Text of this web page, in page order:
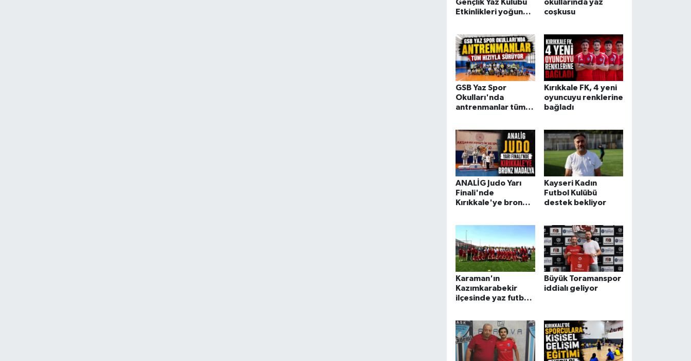
Gençlik Yaz Kulübü
Etkinlikleri yoğun
okullarında yaz
coşkusu
GSB Yaz Spor
Okulları'nda
antrenmanlar tüm
Kırıkkale FK, 4 yeni
oyuncuyu renklerine
bağladı
ANALİG Judo Yarı
Finali'nde
Kırıkkale'ye bronz
Kayseri Kadın
Futbol Kulübü
destek bekliyor
Karaman'ın
Kazımkarabekir
ilçesinde yaz futbol
Büyük Toramanspor
iddialı geliyor